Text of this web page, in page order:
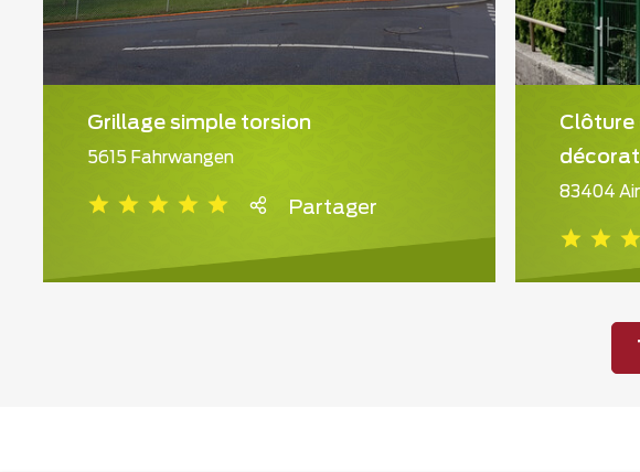
Grillage simple torsion
5615 Fahrwangen
Partager
Clôture
83404